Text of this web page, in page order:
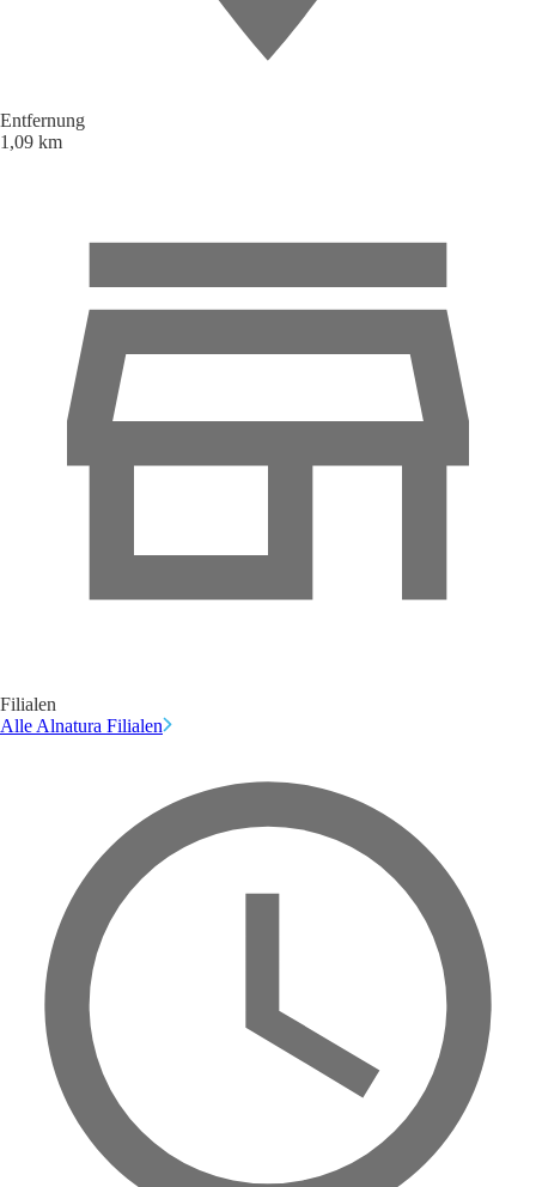
Entfernung
1,09 km
Filialen
Alle Alnatura Filialen